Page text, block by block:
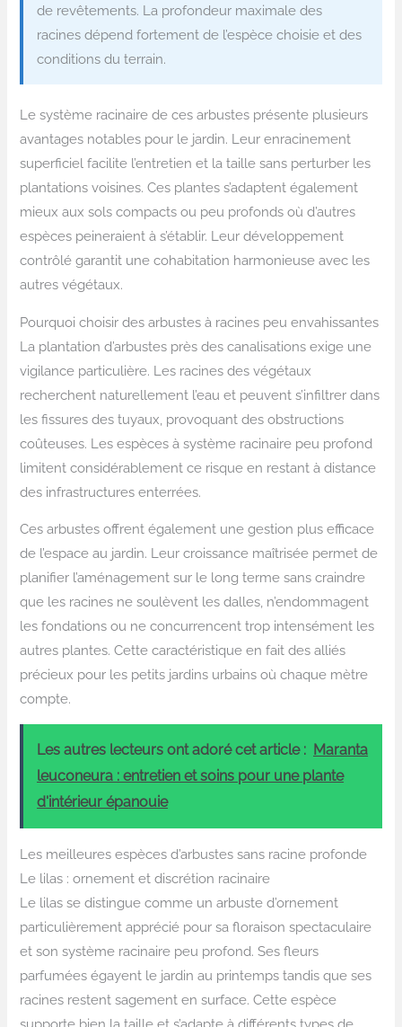
de revêtements. La profondeur maximale des
racines dépend fortement de l’espèce choisie et des
conditions du terrain.
Le système racinaire de ces arbustes présente plusieurs
avantages notables pour le jardin. Leur enracinement
superficiel facilite l’entretien et la taille sans perturber les
plantations voisines. Ces plantes s’adaptent également
mieux aux sols compacts ou peu profonds où d’autres
espèces peineraient à s’établir. Leur développement
contrôlé garantit une cohabitation harmonieuse avec les
autres végétaux.
Pourquoi choisir des arbustes à racines peu envahissantes
La plantation d’arbustes près des canalisations exige une
vigilance particulière. Les racines des végétaux
recherchent naturellement l’eau et peuvent s’infiltrer dans
les fissures des tuyaux, provoquant des obstructions
coûteuses. Les espèces à système racinaire peu profond
limitent considérablement ce risque en restant à distance
des infrastructures enterrées.
Ces arbustes offrent également une gestion plus efficace
de l’espace au jardin. Leur croissance maîtrisée permet de
planifier l’aménagement sur le long terme sans craindre
que les racines ne soulèvent les dalles, n’endommagent
les fondations ou ne concurrencent trop intensément les
autres plantes. Cette caractéristique en fait des alliés
précieux pour les petits jardins urbains où chaque mètre
compte.
Les autres lecteurs ont adoré cet article : Maranta
leuconeura : entretien et soins pour une plante
d'intérieur épanouie
Les meilleures espèces d’arbustes sans racine profonde
Le lilas : ornement et discrétion racinaire
Le lilas se distingue comme un arbuste d’ornement
particulièrement apprécié pour sa floraison spectaculaire
et son système racinaire peu profond. Ses fleurs
parfumées égayent le jardin au printemps tandis que ses
racines restent sagement en surface. Cette espèce
supporte bien la taille et s’adapte à différents types de